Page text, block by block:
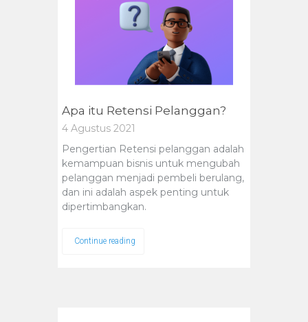
Apa itu Retensi Pelanggan?
4 Agustus 2021
Pengertian Retensi pelanggan adalah
kemampuan bisnis untuk mengubah
pelanggan menjadi pembeli berulang,
dan ini adalah aspek penting untuk
dipertimbangkan.
Continue reading